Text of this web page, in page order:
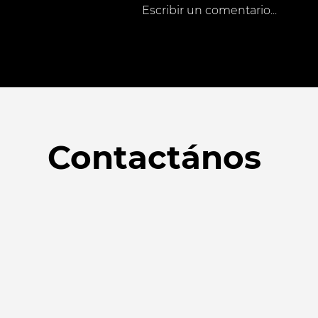
Escribir un comentario...
Contactános